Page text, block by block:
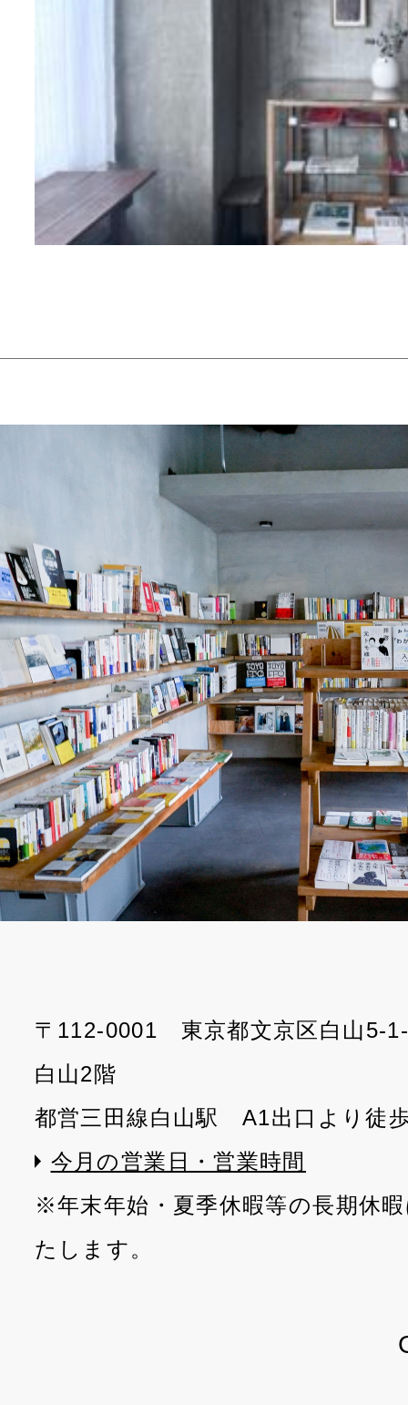
〒112-0001 東京都文京区白山5-
白山2階
都営三田線白山駅 A1出口より徒
今月の営業日・営業時間
※年末年始・夏季休暇等の長期休
たします。